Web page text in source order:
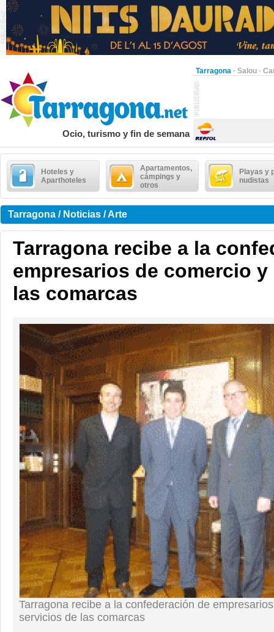
Tarragona · Salou ·
Ocio, turismo y fin de semana
Hoteles y
Aparthoteles
Apartamentos,
cámpings y
otros
Playas y
nudistas
Tarragona / Noticias / Arte
Tarragona recibe a la
empresarios de comercio
las comarcas
Tarragona recibe a la confederación de
servicios de las comarcas